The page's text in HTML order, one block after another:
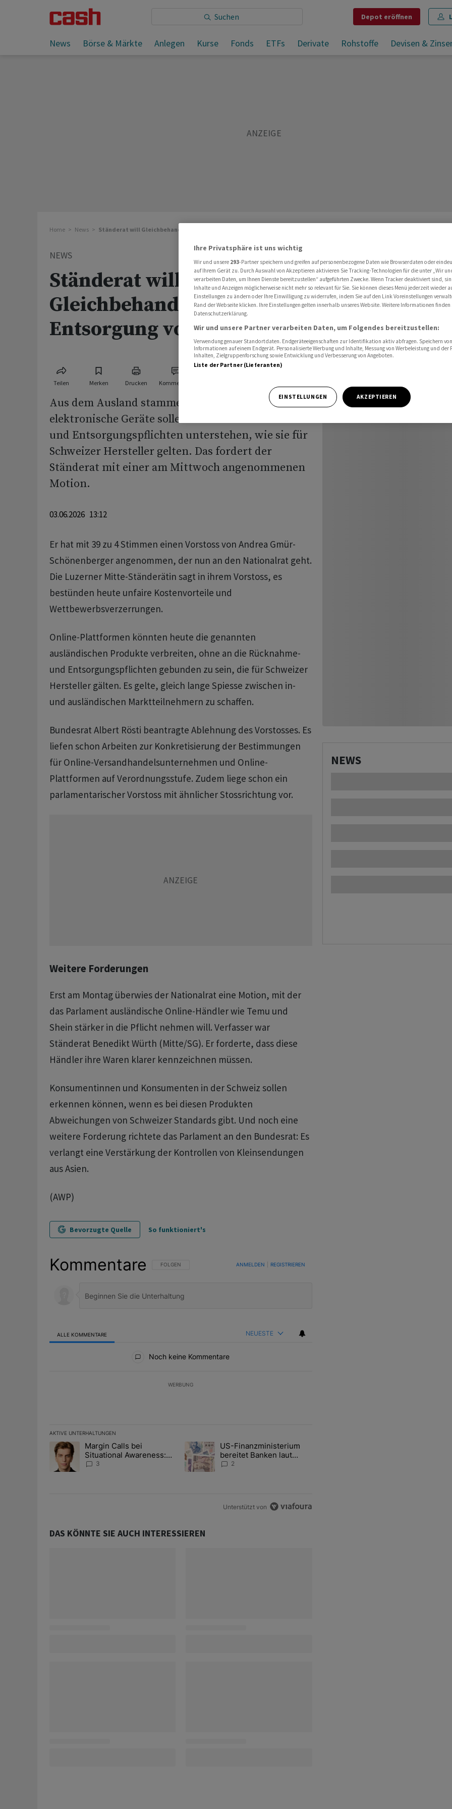
Depot eröffnen
News Börse & Märkte Anlegen Kurse Fonds ETFs Derivate Rohstoffe Devisen &
Sie lesen: Ständerat will Gleichbehandlung bei Entsorgung von Elektronik
Teilen Merken Drucken Kommentare
Home News Ständerat will Gleichbehandlung bei Entsorgung von Elektronik
NEWS
Ständerat will
Gleichbehandlung bei
Entsorgung von Elektronik
Teilen Merken Drucken Kommentare
Aus dem Ausland stammende elektrische und
elektronische Geräte sollen denselben Rücknahme-
und Entsorgungspflichten unterstehen, wie sie für
Schweizer Hersteller gelten. Das fordert der
Ständerat mit einer am Mittwoch angenommenen
Motion.
03.06.2026 13:12
Er hat mit 39 zu 4 Stimmen einen Vorstoss von Andrea Gmür-
Schönenberger angenommen, der nun an den Nationalrat geht.
Die Luzerner Mitte-Ständerätin sagt in ihrem Vorstoss, es
bestünden heute unfaire Kostenvorteile und
Wettbewerbsverzerrungen.
Online-Plattformen könnten heute die genannten
ausländischen Produkte verbreiten, ohne an die Rücknahme-
und Entsorgungspflichten gebunden zu sein, die für Schweizer
Hersteller gälten. Es gelte, gleich lange Spiesse zwischen in-
und ausländischen Marktteilnehmern zu schaffen.
Bundesrat Albert Rösti beantragte Ablehnung des Vorstosses. Es
liefen schon Arbeiten zur Konkretisierung der Bestimmungen
für Online-Versandhandelsunternehmen und Online-
Plattformen auf Verordnungsstufe. Zudem liege schon ein
parlamentarischer Vorstoss mit ähnlicher Stossrichtung vor.
Weitere Forderungen
Erst am Montag überwies der Nationalrat eine Motion, mit der
das Parlament ausländische Online-Händler wie Temu und
Shein stärker in die Pflicht nehmen will. Verfasser war
Ständerat Benedikt Würth (Mitte/SG). Er forderte, dass diese
Händler ihre Waren klarer kennzeichnen müssen.
Konsumentinnen und Konsumenten in der Schweiz sollen
erkennen können, wenn es bei diesen Produkten
Abweichungen von Schweizer Standards gibt. Und noch eine
weitere Forderung richtete das Parlament an den Bundesrat: Es
verlangt eine Verstärkung der Kontrollen von Kleinsendungen
aus Asien.
(AWP)
Bevorzugte Quelle So funktioniert's
Kommentare FOLGE DIESER UNTERHALTUNG, UM BENACHRICHTIGT ZU WERDEN, WENN NEUE KOMMENTARE VERÖFFENTLICHT
FOLGEN ANMELDEN REGISTRIEREN
ALLE KOMMENTARE NEUESTE
Noch keine Kommentare
WERBUNG
AKTIVE UNTERHALTUNGEN
Das Folgende ist eine Liste der am meisten kommentierten Artikel der letzten 7 days.
Ein Trendartikel mit dem Titel "Margin Calls bei Situational Awareness: Alles über den Retter-Deal" mit 3 kommentare.
Margin Calls bei
Situational Awareness:
Alles über den Retter-
3
Ein Trendartikel mit dem Titel "US-Finanzministerium bereitet Banken laut
US-Finanzministerium
bereitet Banken laut
Insider auf eventuelle
2
Unterstützt von
DAS KÖNNTE SIE AUCH INTERESSIEREN
NEWS
Ihre Privatsphäre ist uns wichtig
Wir und unsere 293-Partner speichern und greifen auf personenbezogene Daten wie Browserdaten oder
auf Ihrem Gerät zu. Durch Auswahl von Akzeptieren aktivieren Sie Tracking-Technologien für die unter „Wir
verarbeiten Daten, um Ihnen Dienste bereitzustellen“ aufgeführten Zwecke. Wenn Tracker deaktiviert sind,
Inhalte und Anzeigen möglicherweise nicht mehr so relevant für Sie. Sie können dieses Menü jederzeit wieder
Einstellungen zu ändern oder Ihre Einwilligung zu widerrufen, indem Sie auf den Link Voreinstellungen
Rand der Webseite klicken. Ihre Einstellungen gelten innerhalb unseres Website. Weitere Informationen finden
Datenschutzerklärung.
Wir und unsere Partner verarbeiten Daten, um Folgendes bereitzustellen:
Verwendung genauer Standortdaten. Endgeräteeigenschaften zur Identifikation aktiv abfragen. Speichern
Informationen auf einem Endgerät. Personalisierte Werbung und Inhalte, Messung von Werbeleistung und der
Inhalten, Zielgruppenforschung sowie Entwicklung und Verbesserung von Angeboten.
Liste der Partner (Lieferanten)
EINSTELLUNGEN AKZEPTIEREN